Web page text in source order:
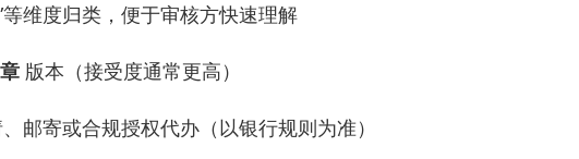
等维度归类，便于审核方快速理解
版本（接受度通常更高）
邮寄或合规授权代办（以银行规则为准）